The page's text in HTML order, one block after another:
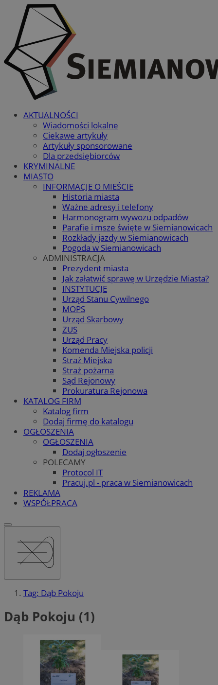
AKTUALNOŚCI
Wiadomości lokalne
Ciekawe artykuły
Artykuły sponsorowane
Dla przedsiębiorców
KRYMINALNE
MIASTO
INFORMACJE O MIEŚCIE
Historia miasta
Ważne adresy i telefony
Harmonogram wywozu odpadów
Parafie i msze święte w Siemianowicach
Rozkłady jazdy w Siemianowicach
Pogoda w Siemianowicach
ADMINISTRACJA
Prezydent miasta
Jak załatwić sprawę w Urzędzie Miasta?
INSTYTUCJE
Urząd Stanu Cywilnego
MOPS
Urząd Skarbowy
ZUS
Urząd Pracy
Komenda Miejska policji
Straż Miejska
Straż pożarna
Sąd Rejonowy
Prokuratura Rejonowa
KATALOG FIRM
Katalog firm
Dodaj firmę do katalogu
OGŁOSZENIA
OGŁOSZENIA
Dodaj ogłoszenie
POLECAMY
Protocol IT
Pracuj.pl - praca w Siemianowicach
REKLAMA
WSPÓŁPRACA
Tag: Dąb Pokoju
Dąb Pokoju (1)